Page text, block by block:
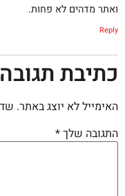
ואתר מדהים לא פחות.
Reply
כתיבת תגובה
האימייל לא יוצג באתר.
התגובה שלך*